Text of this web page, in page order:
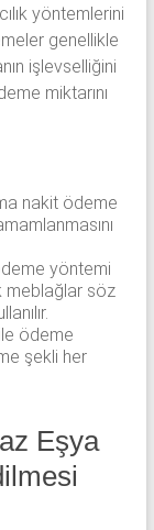
yöntemlerini
genellikle
işlevselliğini
miktarını
nakit ödeme
yöntemi
meblağlar söz
ödeme
şekli her
Eşya